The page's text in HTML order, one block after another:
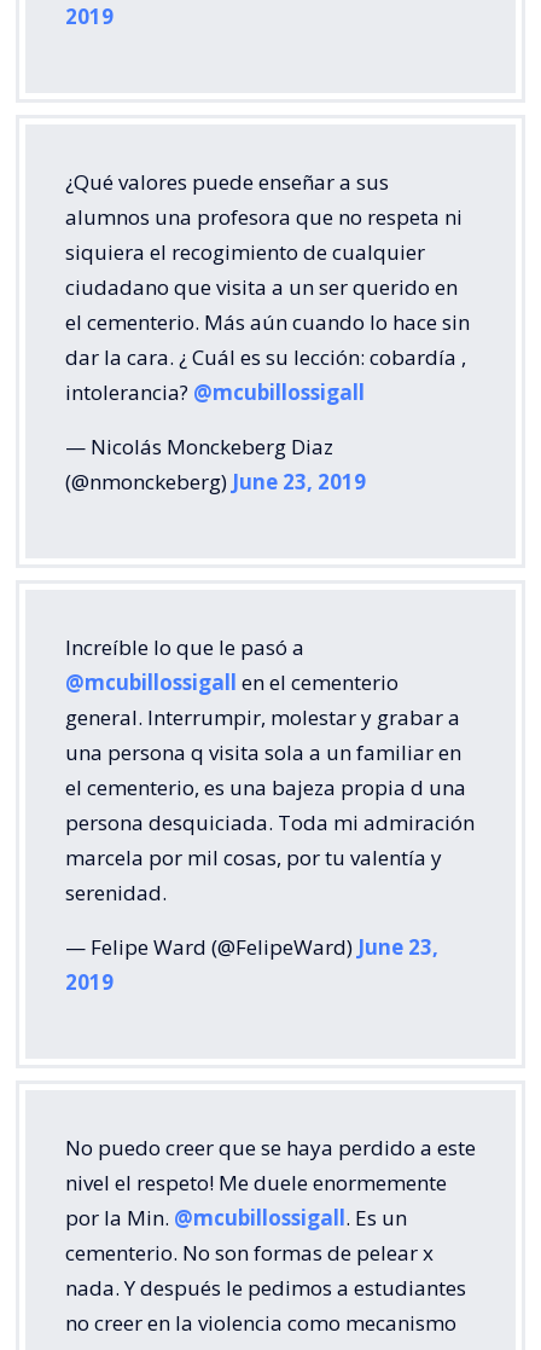
2019
¿Qué valores puede enseñar a sus
alumnos una profesora que no respeta ni
siquiera el recogimiento de cualquier
ciudadano que visita a un ser querido en
el cementerio. Más aún cuando lo hace sin
dar la cara. ¿ Cuál es su lección: cobardía ,
intolerancia? @mcubillossigall
— Nicolás Monckeberg Diaz
(@nmonckeberg) June 23, 2019
Increíble lo que le pasó a
@mcubillossigall en el cementerio
general. Interrumpir, molestar y grabar a
una persona q visita sola a un familiar en
el cementerio, es una bajeza propia d una
persona desquiciada. Toda mi admiración
marcela por mil cosas, por tu valentía y
serenidad.
— Felipe Ward (@FelipeWard) June 23,
2019
No puedo creer que se haya perdido a este
nivel el respeto! Me duele enormemente
por la Min. @mcubillossigall. Es un
cementerio. No son formas de pelear x
nada. Y después le pedimos a estudiantes
no creer en la violencia como mecanismo